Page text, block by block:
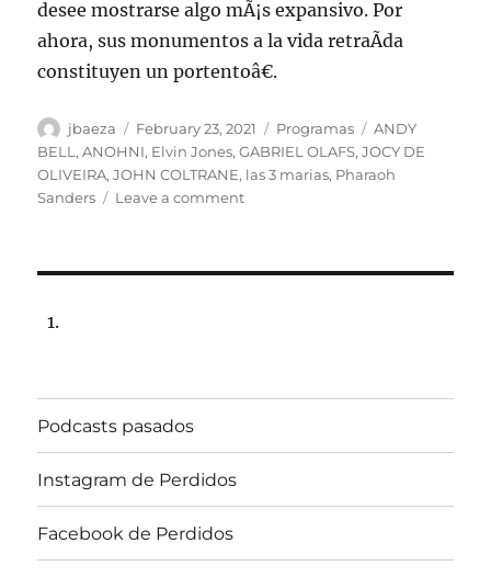
desee mostrarse algo mÃ¡s expansivo. Por
ahora, sus monumentos a la vida retraÃ­da
constituyen un portentoâ€.
Author
jbaeza
Posted
on
February 23, 2021 Categories
Programas Tags
ANDY
BELL,ANOHNI, Elvin Jones,GABRIEL OLAFS,JOCY DE
OLIVEIRA,JOHN COLTRANE, las 3 marias, Pharaoh
Sanders
Leave a commenton
hrs
Radio
Podcasts pasados
Instagram de Perdidos
Facebook de Perdidos